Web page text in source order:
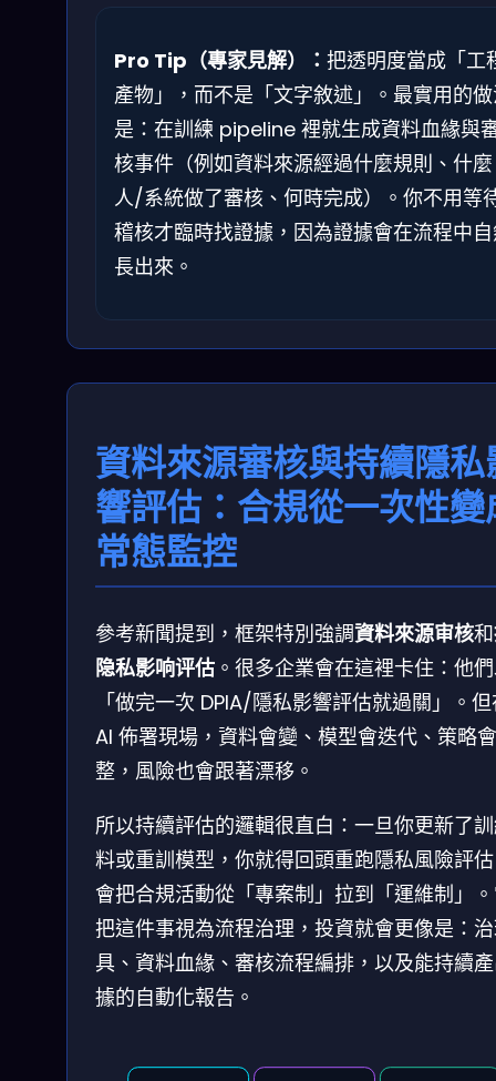
Pro Tip（專家見解）： 把透明度當成「工
產物」，而不是「文字敘述」。最實用的
是：在訓練 pipeline 裡就生成資料血緣與
核事件（例如資料來源經過什麼規則、什麼
人/系統做了審核、何時完成）。你不用等
稽核才臨時找證據，因為證據會在流程中
長出來。
資料來源審核與持續隱私
響評估：合規從一次性變
常態監控
參考新聞提到，框架特別強調資料來源审核和
隐私影响评估 。很多企業會在這裡卡住：他
「做完一次 DPIA/隱私影響評估就過關」。
AI 佈署現場，資料會變、模型會迭代、策略
整，風險也會跟著漂移。
所以持續評估的邏輯很直白：一旦你更新了
料或重訓模型，你就得回頭重跑隱私風險評
會把合規活動從「專案制」拉到「運維制」
把這件事視為流程治理，投資就會更像是：
具、資料血緣、審核流程編排，以及能持續
據的自動化報告。